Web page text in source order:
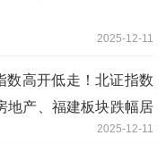
2025-12-11
数高开低走！北证指数
地产、福建板块跌幅居
2025-12-11